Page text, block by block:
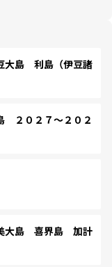
島 利島（伊豆諸
２０２７～２０２
大島 喜界島 加計